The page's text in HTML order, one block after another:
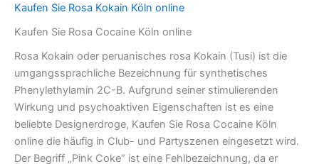
Kaufen Sie Rosa Kokain Köln online
Kaufen Sie Rosa Cocaine Köln online
Rosa Kokain oder peruanisches rosa Kokain (Tusi) ist die
umgangssprachliche Bezeichnung für synthetisches
Phenylethylamin 2C-B. Aufgrund seiner stimulierenden
Wirkung und psychoaktiven Eigenschaften ist es eine
beliebte Designerdroge, Kaufen Sie Rosa Cocaine Köln
online die häufig in Club- und Partyszenen eingesetzt wird.
Der Begriff „Pink Coke“ ist eine Fehlbezeichnung, da er